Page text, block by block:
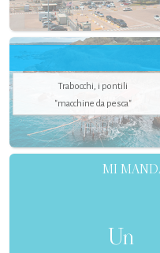
Trabocchi, i pontili
"macchine da pesca"
MI
Un